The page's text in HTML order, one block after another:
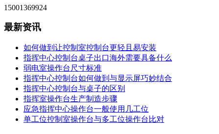
15001369924
最新资讯
如何做到让控制室控制台更轻且易安装
指挥中心控制台桌子出口海外需要具备什么
弱电室操作台尺寸标准
指挥中心控制台如何做到与显示屏巧妙结合
指挥中心控制台与桌子的区别
指挥室操作台生产制造步骤
应急指挥中心操作台一般使用几工位
单工位控制室操作台与多工位操作台比对